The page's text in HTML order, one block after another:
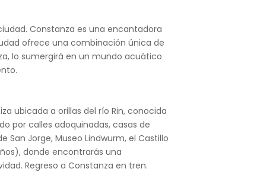
Constanza es una encantadora
ofrece una combinación única de
lo sumergirá en un mundo acuático
ubicada a orillas del río Rin, conocida
por calles adoquinadas, casas de
Jorge, Museo Lindwurm, el Castillo
donde encontrarás una
Regreso a Constanza en tren.